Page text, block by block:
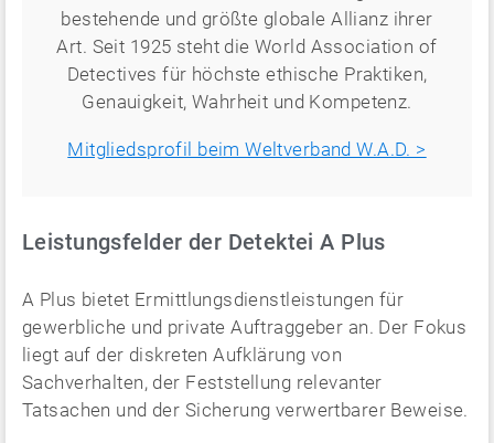
bestehende und größte globale Allianz ihrer
Art. Seit 1925 steht die World Association of
Detectives für höchste ethische Praktiken,
Genauigkeit, Wahrheit und Kompetenz.
Mitgliedsprofil beim Weltverband W.A.D. >
Leistungsfelder der Detektei A Plus
A Plus bietet Ermittlungsdienstleistungen für
gewerbliche und private Auftraggeber an. Der Fokus
liegt auf der diskreten Aufklärung von
Sachverhalten, der Feststellung relevanter
Tatsachen und der Sicherung verwertbarer Beweise.